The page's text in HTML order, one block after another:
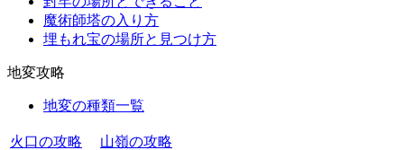
魔術師塔の入り方
埋もれ宝の場所と見つけ方
地変攻略
地変の種類一覧
火口の攻略
山嶺の攻略